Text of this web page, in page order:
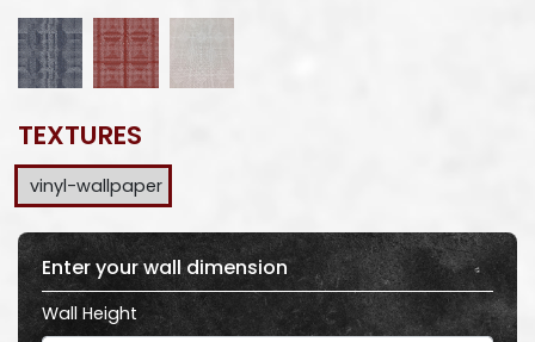
TEXTURES
vinyl-wallpaper
Enter your wall dimension
Wall Height